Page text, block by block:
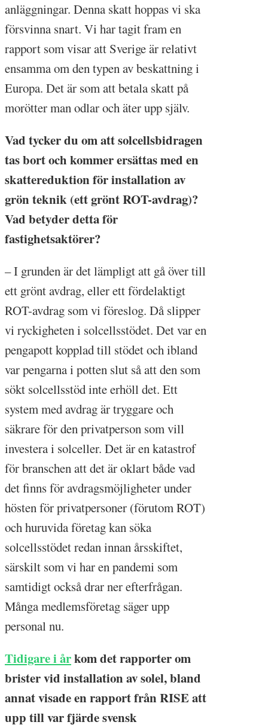
anläggningar. Denna skatt hoppas vi ska
försvinna snart. Vi har tagit fram en
rapport som visar att Sverige är relativt
ensamma om den typen av beskattning i
Europa. Det är som att betala skatt på
morötter man odlar och äter upp själv.
Vad tycker du om att solcellsbidragen
tas bort och kommer ersättas med en
skattereduktion för installation av
grön teknik (ett grönt ROT-avdrag)?
Vad betyder detta för
fastighetsaktörer?
– I grunden är det lämpligt att gå över till
ett grönt avdrag, eller ett fördelaktigt
ROT-avdrag som vi föreslog. Då slipper
vi ryckigheten i solcellsstödet. Det var en
pengapott kopplad till stödet och ibland
var pengarna i potten slut så att den som
sökt solcellsstöd inte erhöll det. Ett
system med avdrag är tryggare och
säkrare för den privatperson som vill
investera i solceller. Det är en katastrof
för branschen att det är oklart både vad
det finns för avdragsmöjligheter under
hösten för privatpersoner (förutom ROT)
och huruvida företag kan söka
solcellsstödet redan innan årsskiftet,
särskilt som vi har en pandemi som
samtidigt också drar ner efterfrågan.
Många medlemsföretag säger upp
personal nu.
Tidigare i årkom det rapporter om
brister vid installation av solel, bland
annat visade en rapport från RISE att
upp till var fjärde svensk